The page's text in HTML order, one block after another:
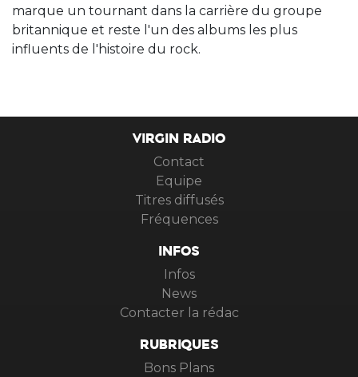
marque un tournant dans la carrière du groupe
britannique et reste l'un des albums les plus
influents de l'histoire du rock.
VIRGIN RADIO
Contact
Equipe
Titres diffusés
Fréquences
INFOS
Infos
News
Contacter la rédac
RUBRIQUES
Bons Plans